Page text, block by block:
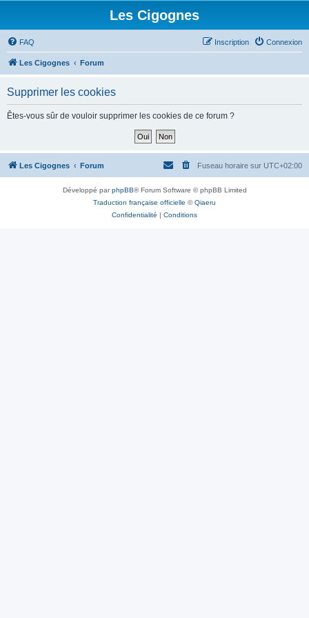
Les Cigognes
FAQ Connexion
Inscription
Les Cigognes Forum
Supprimer les cookies
Êtes-vous sûr de vouloir supprimer les cookies de ce forum ?
Les Cigognes Forum Fuseau horaire sur UTC+02:00
Développé parphpBB® Forum Software © phpBB Limited
Traduction française officielle ©Qiaeru
Confidentialité | Conditions